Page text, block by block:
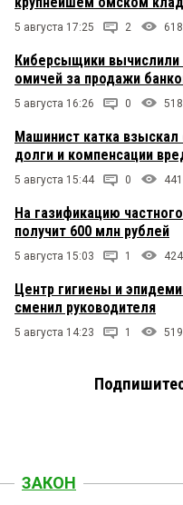
5 августа 17:25 2 618
Киберсыщики
омичей за продажи
5 августа 16:26 0 518
Машинист катка
долги и компенсации
5 августа 15:44 0 441
На газификацию
получит 600 млн рублей
5 августа 15:03 1 424
Центр гигиены и
сменил руководителя
5 августа 14:23 1 519
ЗАКОН